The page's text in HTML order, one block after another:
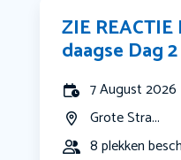
ZIE
daagse Dag 2
7 August 2026
Grote Stra...
8 plekken